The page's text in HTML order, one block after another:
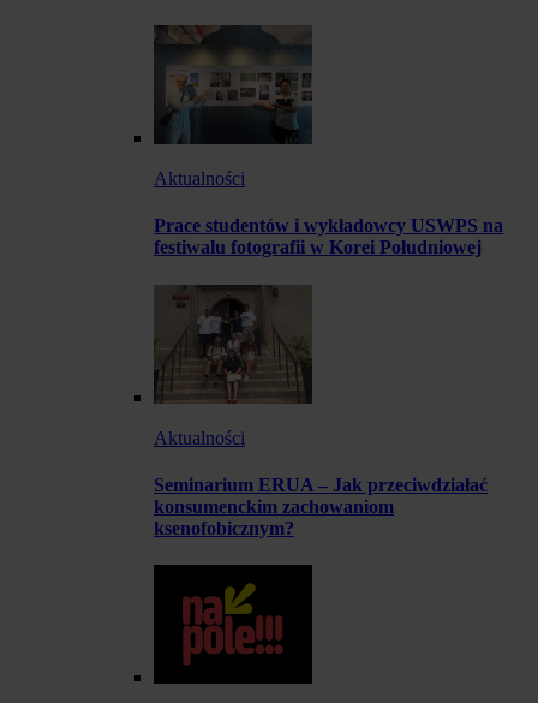
Aktualności
Prace studentów i wykładowcy USWPS na
festiwalu fotografii w Korei Południowej
Aktualności
Seminarium ERUA – Jak przeciwdziałać
konsumenckim zachowaniom
ksenofobicznym?